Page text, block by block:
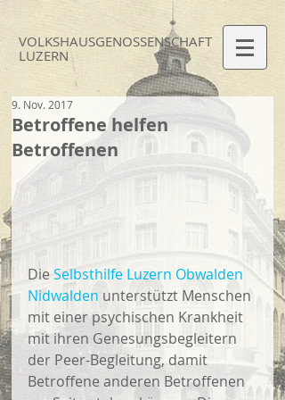
VOLKSHAUSGENOSSENSCHAFT
LUZERN
Betroffene helfen
Betroffenen
9. Nov. 2017
Die Selbsthilfe Luzern Obwalden
Nidwalden unterstützt Menschen
mit einer psychischen Krankheit
mit ihren Genesungsbegleitern
der Peer-Begleitung, damit
Betroffene anderen Betroffenen